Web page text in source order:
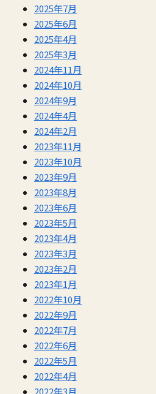
2025年7月
2025年6月
2025年4月
2025年3月
2024年11月
2024年10月
2024年9月
2024年4月
2024年2月
2023年11月
2023年10月
2023年9月
2023年8月
2023年6月
2023年5月
2023年4月
2023年3月
2023年2月
2023年1月
2022年10月
2022年9月
2022年7月
2022年6月
2022年5月
2022年4月
2022年3月